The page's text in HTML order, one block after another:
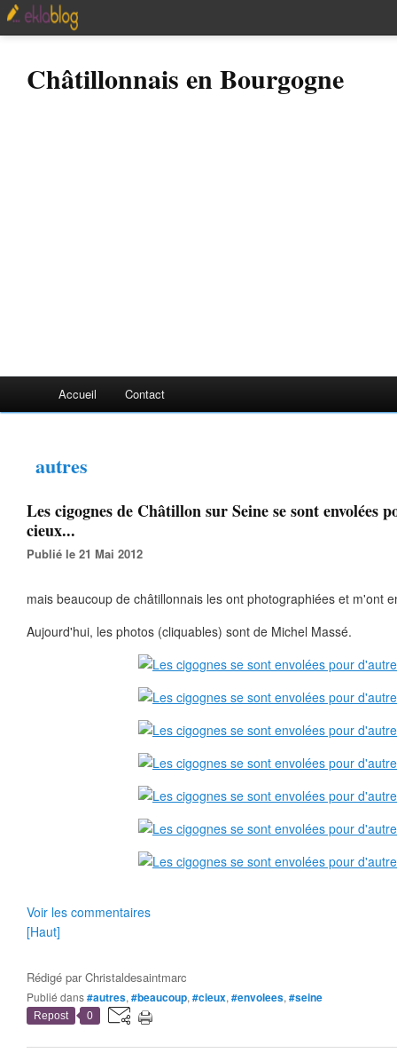
Châtillonnais en Bourgogne
Accueil Contact
autres
Les cigognes de Châtillon sur Seine se sont envolées
cieux...
Publié le 21 Mai 2012
mais beaucoup de châtillonnais les ont photographiées et m'ont
Aujourd'hui, les photos (cliquables) sont de Michel Massé.
Voir les commentaires
[Haut]
Rédigé parChristaldesaintmarc
Publié dans#autres, #beaucoup, #cieux, #envolees, #seine
Repost 0